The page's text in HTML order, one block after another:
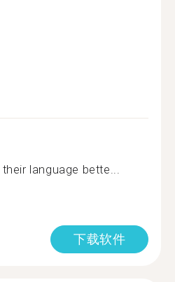
language bette...
下载软件